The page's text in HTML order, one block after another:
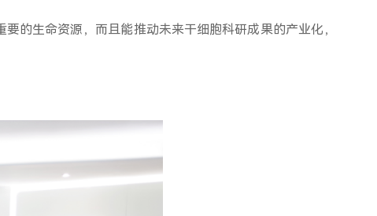
的生命资源，而且能推动未来干细胞科研成果的产业化，